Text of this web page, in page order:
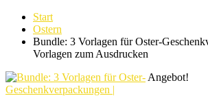
Start
Ostern
Bundle: 3 Vorlagen für Oster-
Vorlagen zum Ausdrucken
Angebot!